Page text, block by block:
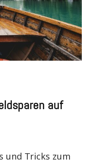
auf
und Tricks zum